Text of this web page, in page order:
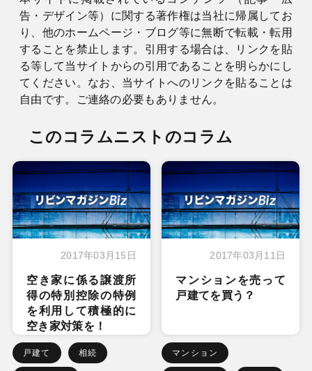
告・デザイン等）に関する著作権は当社に帰属してお
り、他のホームページ・ブログ等に無断で転載・転用
することを禁止します。引用する場合は、リンクを貼
る等して当サイトからの引用であることを明らかにし
てください。なお、当サイトへのリンクを貼ることは
自由です。ご連絡の必要もありません。
このコラムニストのコラム
2017年03月15日
空き家に係る譲渡所
得の特別控除の特例
を利用して積極的に
空き家対策を！
戸建て 相続
2017年03月11日
マンションを売って
戸建てを買う？
マンション